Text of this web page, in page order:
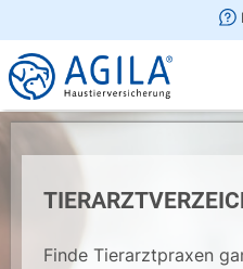
Finde Tierarztpraxen
×
AGILA Kunden-App
Gratis - Im Play Store laden